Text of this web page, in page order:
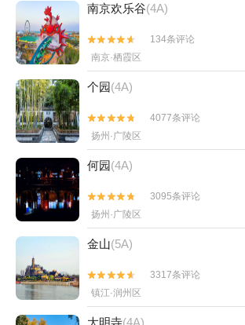
驿心温泉度假村+teamLab未来游乐园+扬州
华侨城梦幻之城+户外猩球山野度假乐园+中
国大运河博物馆+高邮博物馆+高邮王氏故居
+高邮·湖上花海+北湖湿地公园+泥途渔乐村
+宝应动物园+大明寺鉴真东渡禅茶秀+扬州
陈园+扬州安信古化石博物馆+扬州航空馆
+瘦西湖街道+大明寺戒台+扬州大学虹桥专
家楼+PANTURE扬州攀趣探险乐园+扬州非
遗珍宝馆+扬州汉陵苑-天山汉墓(扬州)+勇龙
宾馆+隋炀帝陵遗址公园1日游
南京欢乐谷(4A)


134条评论
南京·栖霞区
个园(4A)


4077条评论
扬州·广陵区
何园(4A)


3095条评论
扬州·广陵区
金山(5A)


3317条评论
镇江·润州区